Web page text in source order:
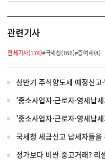
관련기사
전체기사(174)#국세청(166)#증여세(4)
상반기 주식양도세 예정신
'중소사업자·근로자·영세납
'중소사업자·근로자·영세납
국세청 세금신고 납세자들
정가보다 비싼 중고거래? 리